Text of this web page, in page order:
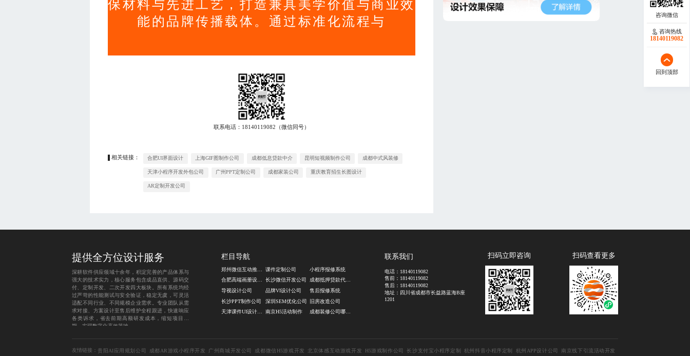
保材料与先进工艺，打造兼具美学价值与商业效
能的品牌传播载体。通过标准化流程与
联系电话： 18140119082 （微信同号）
相关链接： 合肥UI界面设计 上海GIF图制作公司 成都低息贷款中介 昆明短视频制作公司 成都中式风装修
天津小程序开发外包公司 广州PPT定制公司 成都家装公司 重庆教育招生长图设计
AR定制开发公司
咨询热线
18140119082
回到顶部
提供全方位设计服务
深耕软件供应领域十余年，积淀完善的产品体系与
强大的技术实力，核心服务包含成品直供、源码交
付、定制开发、二次开发四大板块。所有系统均经
过严苛的性能测试与安全验证，稳定无虞，可灵活
适配不同行业、不同规模企业需求。专业团队从需
求对接、方案设计至售后维护全程跟进，快速响应
各类诉求，省去前期高额研发成本，缩短项目周
期，实现数字化高效落地。
栏目导航
合肥高端画册设计公司
导视设计公司
长沙PPT制作公司
天津课件UI设计公司
课件定制公司
长沙微信开发公司
品牌VI设计公司
深圳SEM优化公司
南京H5活动制作
小程序报修系统
成都抵押贷款代办公司
售后报修系统
旧房改造公司
成都装修公司哪家好
联系我们
电话： 18140119082
售前： 18140119082
售后： 18140119082
地址：四川省成都市长益路蓝海B座
1201
扫码立即咨询 扫码查看更多
友情链接： 贵阳AI应用规划公司 成都AR游戏小程序开发 广州商城开发公司 成都微信H5游戏开发 北京体感互动游戏开发 H5游戏制作公司 长沙支付宝小程序定制 杭州抖音小程序定制 杭州APP设计公司 南京线下引流活动开发